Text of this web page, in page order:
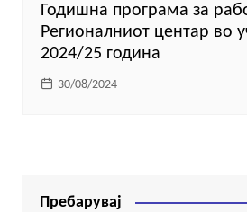
Годишна програма за
Регионалниот центар во
2024/25 година
30/08/2024
Пребарувај